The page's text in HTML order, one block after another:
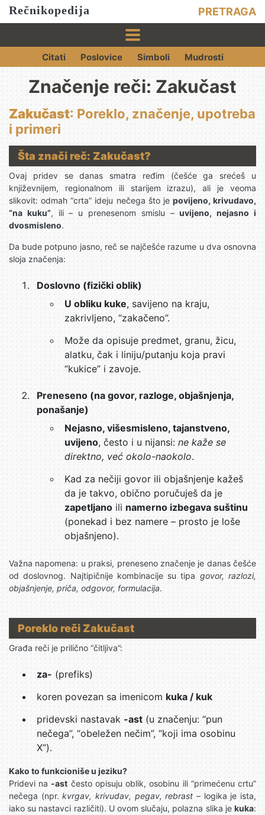
Rečnikopedija PRETRAGA
Citati Poslovice Simboli Mudrosti
Značenje reči: Zakučast
Zakučast: Poreklo, značenje, upotreba
i primeri
Šta znači reč: Zakučast?
Ovaj pridev se danas smatra ređim (češće ga srećeš u
književnijem, regionalnom ili starijem izrazu), ali je veoma
slikovit: odmah “crta” ideju nečega što je povijeno, krivudavo,
“na kuku”, ili – u prenesenom smislu –uvijeno, nejasno i
dvosmisleno.
Da bude potpuno jasno, reč se najčešće razume u dva osnovna
sloja značenja:
Doslovno (fizički oblik)
U obliku kuke, savijeno na kraju,
zakrivljeno, “zakačeno”.
Može da opisuje predmet, granu, žicu,
alatku, čak i liniju/putanju koja pravi
“kukice” i zavoje.
Preneseno (na govor, razloge, objašnjenja,
ponašanje)
Nejasno, višesmisleno, tajanstveno,
uvijeno, često i u nijansi:ne kaže se
direktno, već okolo-naokolo.
Kad za nečiji govor ili objašnjenje kažeš
da je takvo, obično poručuješ da je
zapetljano ili namerno izbegava suštinu
(ponekad i bez namere – prosto je loše
objašnjeno).
Važna napomena: u praksi, preneseno značenje je danas češće
od doslovnog. Najtipičnije kombinacije su tipa govor, razlozi,
objašnjenje, priča, odgovor, formulacija.
Poreklo reči Zakučast
Građa reči je prilično “čitljiva”:
za- (prefiks)
koren povezan sa imenicom kuka / kuk
pridevski nastavak -ast(u značenju: “pun
nečega”, “obeležen nečim”, “koji ima osobinu
X”).
Kako to funkcioniše u jeziku?
Pridevi na-astčesto opisuju oblik, osobinu ili “primećenu crtu”
nečega (npr.kvrgav, krivudav, pegav, rebrast – logika je ista,
iako su nastavci različiti). U ovom slučaju, polazna slika je kuka: